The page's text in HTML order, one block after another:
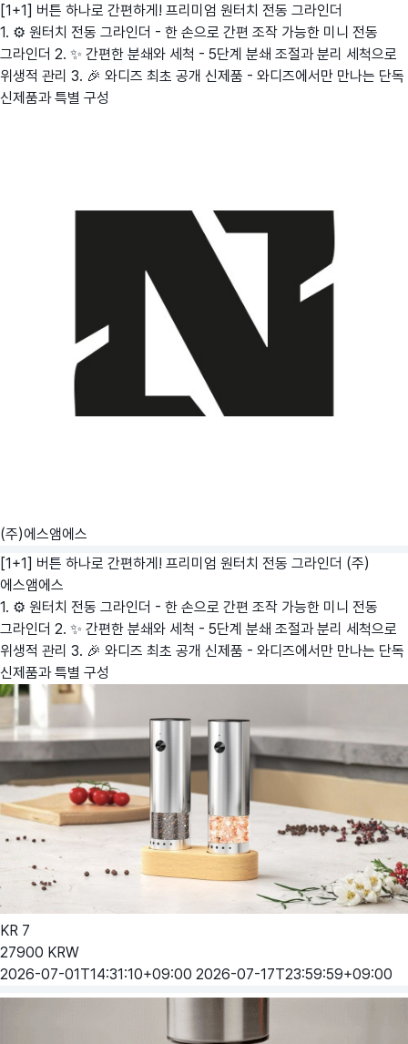
[1+1] 버튼 하나로 간편하게! 프리미엄 원터치 전동 그라인더
1. ⚙️ 원터치 전동 그라인더 - 한 손으로 간편 조작 가능한 미니 전동
그라인더 2. ✨ 간편한 분쇄와 세척 - 5단계 분쇄 조절과 분리 세척으로
위생적 관리 3. 🎉 와디즈 최초 공개 신제품 - 와디즈에서만 만나는 단독
신제품과 특별 구성
(주)에스앰에스
[1+1] 버튼 하나로 간편하게! 프리미엄 원터치 전동 그라인더 (주)
에스앰에스
1. ⚙️ 원터치 전동 그라인더 - 한 손으로 간편 조작 가능한 미니 전동
그라인더 2. ✨ 간편한 분쇄와 세척 - 5단계 분쇄 조절과 분리 세척으로
위생적 관리 3. 🎉 와디즈 최초 공개 신제품 - 와디즈에서만 만나는 단독
신제품과 특별 구성
KR 7
27900 KRW
2026-07-01T14:31:10+09:00 2026-07-17T23:59:59+09:00